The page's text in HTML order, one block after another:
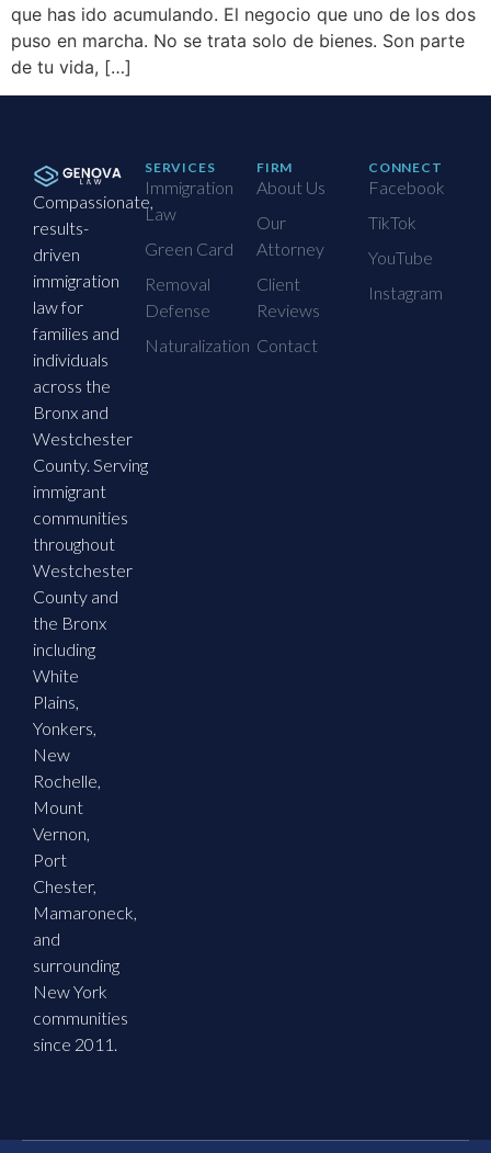
que has ido acumulando. El negocio que uno de los dos
puso en marcha. No se trata solo de bienes. Son parte
de tu vida, […]
Compassionate,
results-
driven
immigration
law for
families and
individuals
across the
Bronx and
Westchester
County. Serving
immigrant
communities
throughout
Westchester
County and
the Bronx
including
White
Plains,
Yonkers,
New
Rochelle,
Mount
Vernon,
Port
Chester,
Mamaroneck,
and
surrounding
New York
communities
since 2011.
SERVICES
Immigration
Law
Green Card
Removal
Defense
Naturalization
FIRM
About Us
Our
Attorney
Client
Reviews
Contact
CONNECT
Facebook
TikTok
YouTube
Instagram